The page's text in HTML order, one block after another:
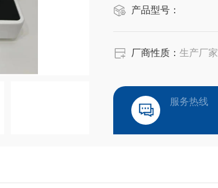
产品型号：
厂商性质： 生产厂家
服务热线